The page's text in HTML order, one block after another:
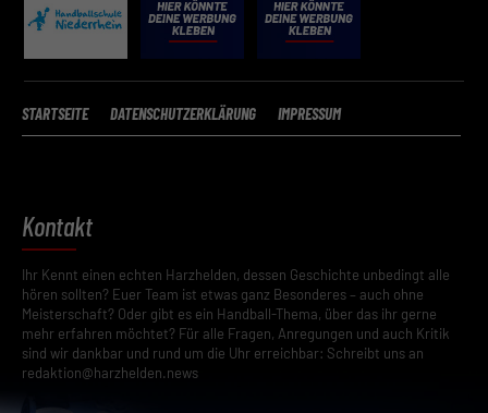
STARTSEITE DATENSCHUTZERKLÄRUNG IMPRESSUM
Kontakt
Ihr Kennt einen echten Harzhelden, dessen Geschichte unbedingt alle
hören sollten? Euer Team ist etwas ganz Besonderes – auch ohne
Meisterschaft? Oder gibt es ein Handball-Thema, über das ihr gerne
mehr erfahren möchtet? Für alle Fragen, Anregungen und auch Kritik
sind wir dankbar und rund um die Uhr erreichbar: Schreibt uns an
redaktion@harzhelden.news